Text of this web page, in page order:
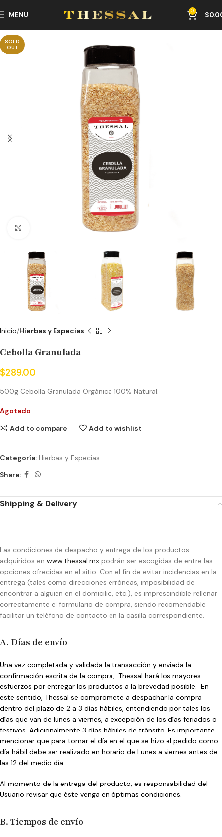
MENU 0 $
SOLD
OUT
Inicio Hierbas y Especias
Cebolla Granulada
$289.00
500g Cebolla Granulada Orgánica 100% Natural.
Agotado
Add to compare
Add to wishlist
Categoría: Hierbas y Especias
Share:
Shipping & Delivery
Las condiciones de despacho y entrega de los productos
adquiridos en www.thessal.mx podrán ser escogidas de entre las
opciones ofrecidas en el sitio. Con el fin de evitar incidencias en la
entrega (tales como direcciones erróneas, imposibilidad de
encontrar a alguien en el domicilio, etc.), es imprescindible rellenar
correctamente el formulario de compra, siendo recomendable
facilitar un teléfono de contacto en la casilla correspondiente.
A. Días de envío
Una vez completada y validada la transacción y enviada la
confirmación escrita de la compra, Thessal hará los mayores
esfuerzos por entregar los productos a la brevedad posible. En
este sentido, Thessal se compromete a despachar la compra
dentro del plazo de 2 a 3 días hábiles, entendiendo por tales los
días que van de lunes a viernes, a excepción de los días feriados o
festivos. Adicionalmente 3 días hábiles de tránsito. Es importante
mencionar que para tomar el día en el que se hizo el pedido como
día hábil debe ser realizado en horario de Lunes a viernes antes de
las 12 del medio día.
Al momento de la entrega del producto, es responsabilidad del
Usuario revisar que éste venga en óptimas condiciones.
B. Tiempos de envío